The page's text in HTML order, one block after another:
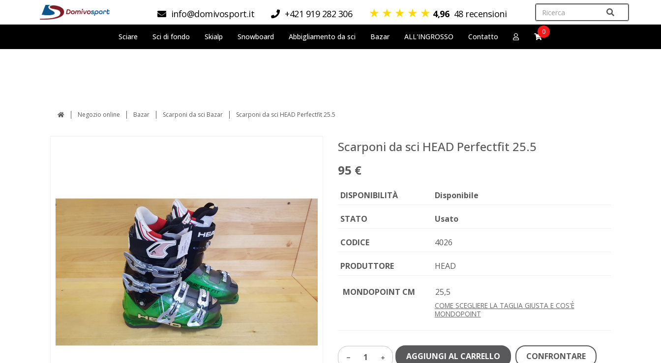
info@domivosport.it +421 919 282 306 ★ ★ ★ ★ ★ 4,96 48 recensioni
Sciare Sci di fondo Skialp Snowboard Abbigliamento da sci Bazar ALL'INGROSSO Contatto
0
Negozio online Bazar Scarponi da sci Bazar Scarponi da sci HEAD Perfectfit 25.5
Scarponi da sci HEAD Perfectfit 25.5
95 €
DISPONIBILITÀ Disponibile
STATO Usato
CODICE 4026
PRODUTTORE HEAD
MONDOPOINT CM 25,5
COME SCEGLIERE LA TAGLIA GIUSTA E COS'È
MONDOPOINT
1 AGGIUNGI AL CARRELLO CONFRONTARE